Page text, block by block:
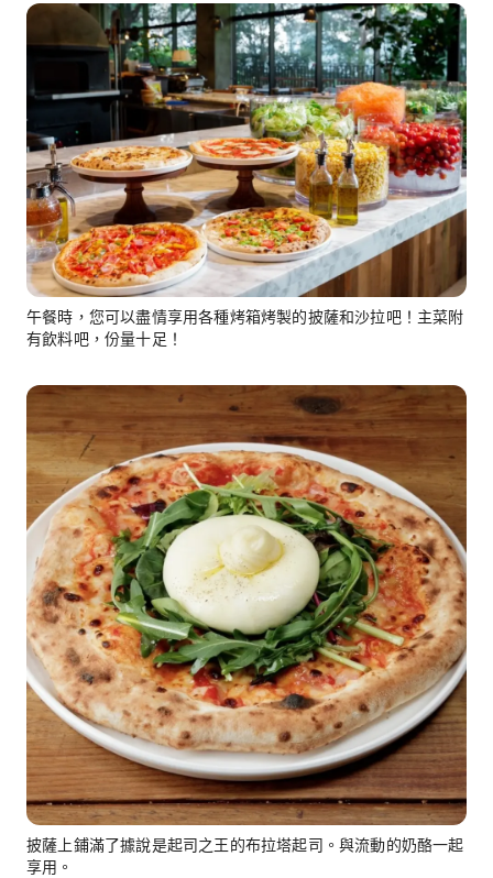
午餐時，您可以盡情享用各種烤箱烤製的披薩和沙拉吧！主菜附
有飲料吧，份量十足！
披薩上鋪滿了據說是起司之王的布拉塔起司。與流動的奶酪一起
享用。